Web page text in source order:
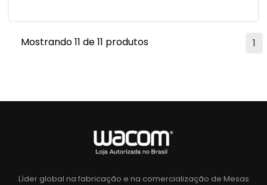
1
Mostrando 11 de 11 produtos
Líder global na fabricação e na comercialização de Mesas